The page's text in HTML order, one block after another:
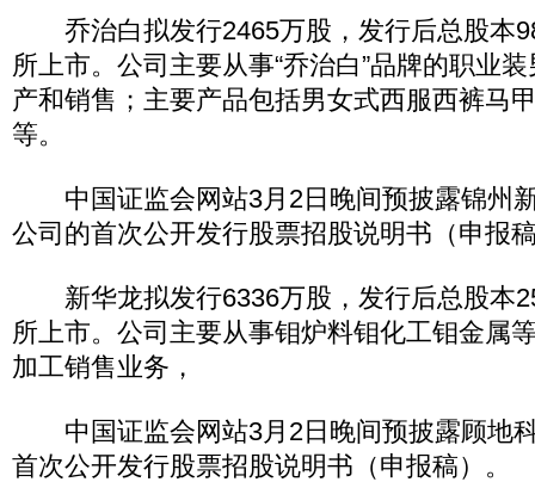
乔治白拟发行2465万股，发行后总股本
所上市。公司主要从事“乔治白”品牌的职业
产和销售；主要产品包括男女式西服西裤马
等。
中国证监会网站3月2日晚间预披露锦州
公司的首次公开发行股票招股说明书（申报
新华龙拟发行6336万股，发行后总股本
所上市。公司主要从事钼炉料钼化工钼金属
加工销售业务，
中国证监会网站3月2日晚间预披露顾地
首次公开发行股票招股说明书（申报稿）。